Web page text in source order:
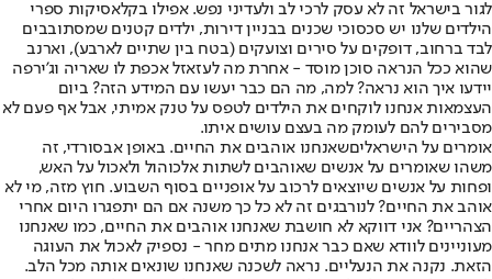
לגור בישראל זה לא עסק לרכי לב ולעדיני נפש. אפילו בקלאסיקות ספרי
הילדים שלנו יש סכסוכי שכנים בבניין דירות, ילדים קטנים שמסתובבים
לבד ברחוב, דופקים על סירים וצועקים (בטח בין שתיים לארבע), וארנב
שהוא ככל הנראה סוכן מוסד - אחרת מה לעזאזל אכפת לו שאריה וג'ירפה
יידעו איך הוא נראה? למה, מה הם כבר יעשו עם המידע הזה? ביום
העצמאות אנחנו לוקחים את הילדים לטפס על טנק אמיתי, אבל אף פעם לא
מסבירים להם לעומק מה בעצם עושים איתו.
אומרים על הישראליםשאנחנו אוהבים את החיים. באופן אבסורדי, זה
משהו שאומרים על אנשים שאוהבים לשתות אלכוהול ולאכול על האש,
ופחות על אנשים שיוצאים לרכוב על אופניים בסוף השבוע. חוץ מזה, מי לא
אוהב את החיים? לנורבגים זה לא כל כך משנה אם הם יתפגרו היום אחרי
הצהריים? אני דווקא לא חושבת שאנחנו אוהבים את החיים, כמו שאנחנו
מעוניינים לוודא שאם כבר אנחנו מתים מחר - נספיק לאכול את העוגה
הזאת. נקנה את הנעליים. נראה לשכנה שאנחנו שונאים אותה מכל הלב.